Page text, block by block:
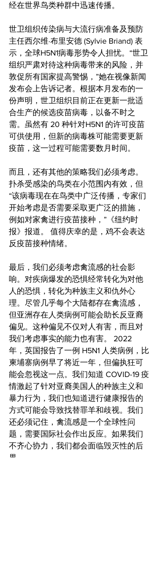
经在世界鸟类种群中迅速传播。
世卫组织传染病与大流行病准备及预防
主任西尔维·布里安德 (Sylvie Briand) 表
示，全球H5N1病毒形势令人担忧。“世卫
组织严肃对待这种病毒带来的风险，并
敦促所有国家提高警惕，”她在视像新闻
发布会上告诉记者。根据本月发布的一
份声明，世卫组织目前正在更新一批适
合生产的候选疫苗病毒，以备不时之
需。虽然有 20 种针对H5N1 的许可疫苗
可供使用，但新的病毒株可能需要更新
疫苗，这一过程可能需要数月时间。
而且，还有其他的策略我们必须考虑。
扑杀受感染的鸟类在小范围内有效，但
“该病毒现在在鸟类中广泛传播，专家们
开始考虑是否需要采取更广泛的措施，
例如对家禽进行疫苗接种，”《纽约时
报》报道。 值得庆幸的是，鸡不会表达
反疫苗接种情绪。
最后，我们必须考虑禽流感的社会影
响。对疾病爆发的恐惧经常转化为对他
人的恐惧，转化为种族主义和仇外心
理。尽管几乎每个大陆都存在禽流感，
但亚洲存在人类病例可能会助长反亚裔
偏见。这种偏见不仅对人有害，而且对
我们考虑事实的能力也有害。 2022
年，英国报告了一例 H5N1 人类病例，比
柬埔寨病例早了将近一年，但偏执狂可
能会忽视这一点。我们知道 COVID-19 疫
情激起了针对亚裔美国人的种族主义和
暴力行为，我们也知道进行健康报告的
方式可能会导致找替罪羊和歧视。我们
还必须记住，禽流感是一个全球性问
题，需要国际社会作出反应。如果我们
不齐心协力，我们都会面临毁灭性的后
果。